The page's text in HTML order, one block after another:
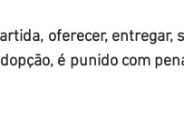
é punido com